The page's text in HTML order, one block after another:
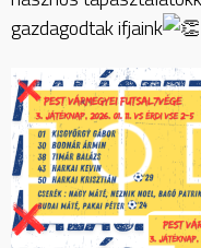
gazdagodtak ifjaink